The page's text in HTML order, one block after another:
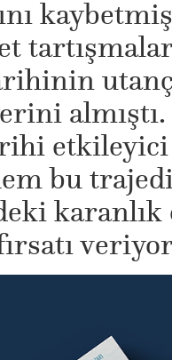
almıştı.
bu
karanlık